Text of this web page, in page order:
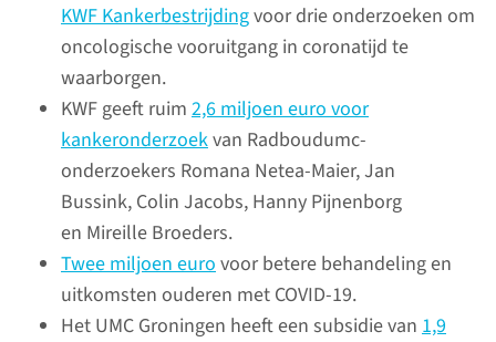
KWF Kankerbestrijdingvoor drie onderzoeken om
oncologische vooruitgang in coronatijd te
waarborgen.
KWF geeft ruim 2,6 miljoen euro voor
kankeronderzoekvan Radboudumc-
onderzoekers Romana Netea-Maier, Jan
Bussink, Colin Jacobs, Hanny Pijnenborg
en Mireille Broeders.
Twee miljoen eurovoor betere behandeling en
uitkomsten ouderen met COVID-19.
Het UMC Groningen heeft een subsidie van 1,9
Bekijk video